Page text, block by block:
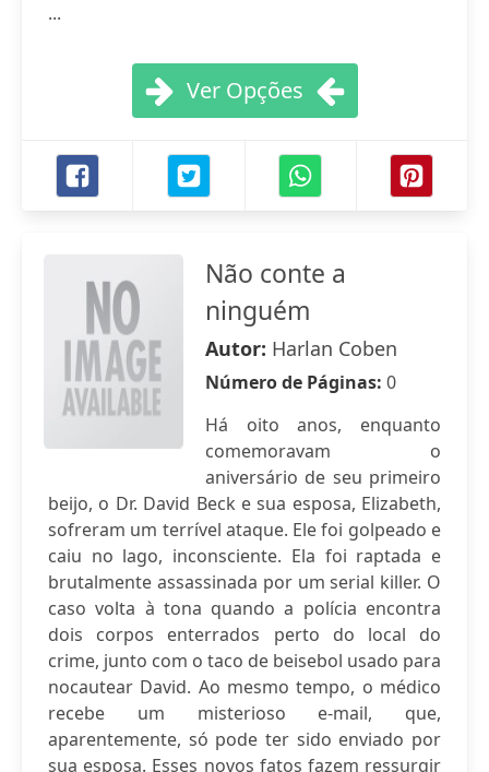
...
Ver Opções
Não conte a
ninguém
Autor: Harlan Coben
Número de Páginas: 0
Há oito anos, enquanto
comemoravam o
aniversário de seu primeiro
beijo, o Dr. David Beck e sua esposa, Elizabeth,
sofreram um terrível ataque. Ele foi golpeado e
caiu no lago, inconsciente. Ela foi raptada e
brutalmente assassinada por um serial killer. O
caso volta à tona quando a polícia encontra
dois corpos enterrados perto do local do
crime, junto com o taco de beisebol usado para
nocautear David. Ao mesmo tempo, o médico
recebe um misterioso e-mail, que,
aparentemente, só pode ter sido enviado por
sua esposa. Esses novos fatos fazem ressurgir